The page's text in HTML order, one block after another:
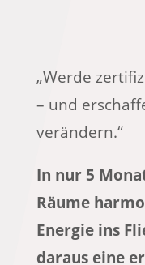
„Werde
– und
verändern.“
In nur 5
Räume
Energie ins
daraus eine